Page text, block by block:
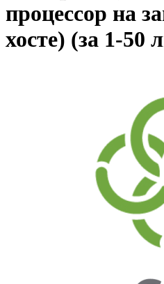
процессор на
хосте) (за 1-50